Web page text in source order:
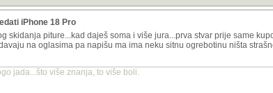
iPhone 18 Pro
skidanja piture...kad daješ soma i više jura...prva stvar prije same
na oglasima pa napišu ma ima neku sitnu ogrebotinu ništa
jada...što više znanja, to više boli.